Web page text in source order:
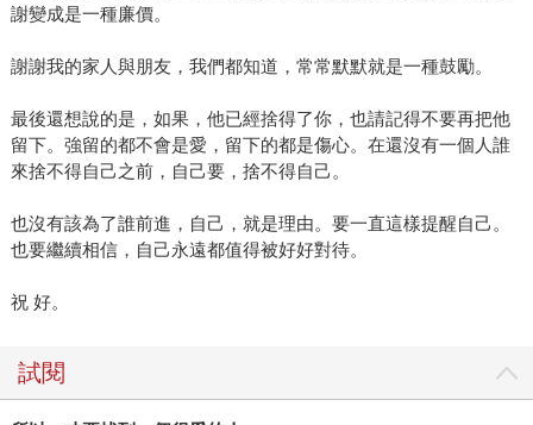
謝變成是一種廉價。
謝謝我的家人與朋友，我們都知道，常常默默就是一種鼓勵。
最後還想說的是，如果，他已經捨得了你，也請記得不要再把他
留下。強留的都不會是愛，留下的都是傷心。在還沒有一個人誰
來捨不得自己之前，自己要，捨不得自己。
也沒有該為了誰前進，自己，就是理由。要一直這樣提醒自己。
也要繼續相信，自己永遠都值得被好好對待。
祝 好。
試閱